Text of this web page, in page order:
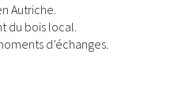
Autriche.
du bois local.
d’échanges.